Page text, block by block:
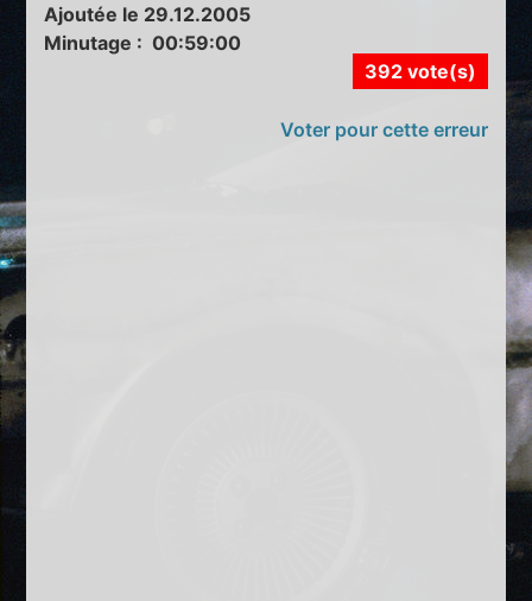
Ajoutée le 29.12.2005
Minutage : 00:59:00
392 vote(s)
Voter pour cette erreur